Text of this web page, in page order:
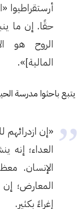
أرستقراطيوا
حقًا. إن ما
الروح هو
المالية]».
يتبع باحثوا مدرسة
«إن ازدرائهم
العداء؛
الإنسان.
المعارض؛ إن
إغراءً بكثير.